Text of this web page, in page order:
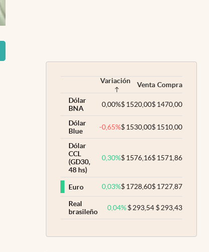
Variación Venta Compra
Dólar
BNA
0,00%$1520,00$1470,00
Dólar
Blue
-0,65%$1530,00$1510,00
Dólar
CCL
(GD30,
48 hs)
0,30%$1576,16$1571,86
Euro 0,03%$1728,60$1727,87
Real
brasileño
0,04% $293,54 $293,43